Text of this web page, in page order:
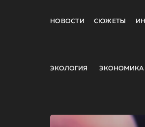
НОВОСТИ СЮЖЕТЫ
ЭКОЛОГИЯ ЭКОНОМИКА